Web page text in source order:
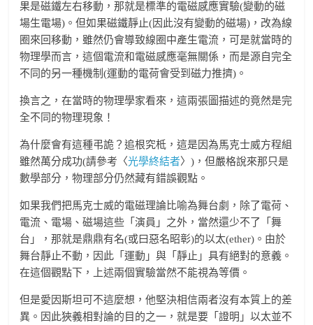
果是磁鐵左右移動，那就是標準的電磁感應實驗(變動的磁
場生電場)。但如果磁鐵靜止(因此沒有變動的磁場)，改為線
圈來回移動，雖然仍會導致線圈中產生電流，可是就當時的
物理學而言，這個電流和電磁感應毫無關係，而是源自完全
不同的另一種機制(運動的電荷會受到磁力推擠)。
換言之，在當時的物理學家看來，這兩張圖描述的竟然是完
全不同的物理現象！
為什麼會有這種弔詭？追根究柢，這是因為馬克士威方程組
雖然萬分成功(請參考〈光學終結者〉)，但嚴格說來那只是
數學部分，物理部分仍然藏有錯誤觀點。
如果我們把馬克士威的電磁理論比喻為舞台劇，除了電荷、
電流、電場、磁場這些「演員」之外，當然還少不了「舞
台」，那就是鼎鼎有名(或曰惡名昭彰)的以太(ether)。由於
舞台靜止不動，因此「運動」與「靜止」具有絕對的意義。
在這個觀點下，上述兩個實驗當然不能視為等價。
但是愛因斯坦可不這麼想，他堅決相信兩者沒有本質上的差
異。因此狹義相對論的目的之一，就是要「證明」以太並不